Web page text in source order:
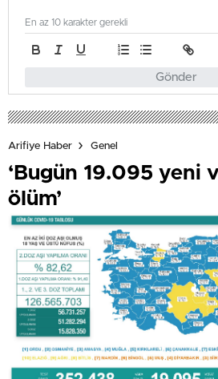
Gönder
En az 10 karakter gerekli
Arifiye Haber Genel
‘Bugün 19.095 yeni
ölüm’